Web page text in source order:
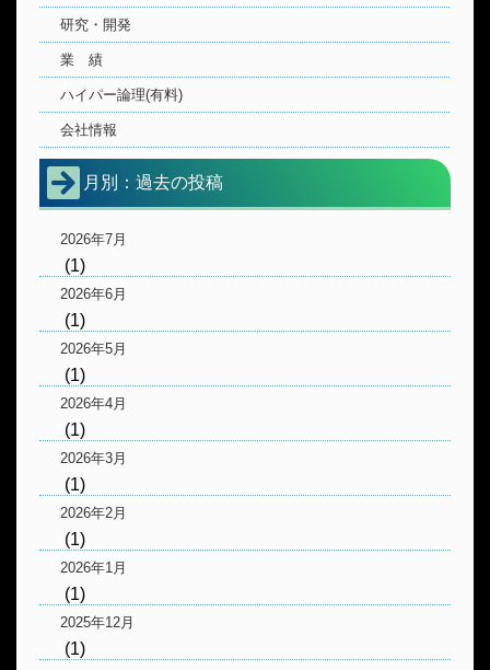
研究・開発
業 績
ハイパー論理(有料)
会社情報
月別：過去の投稿
2026年7月
(1)
2026年6月
(1)
2026年5月
(1)
2026年4月
(1)
2026年3月
(1)
2026年2月
(1)
2026年1月
(1)
2025年12月
(1)